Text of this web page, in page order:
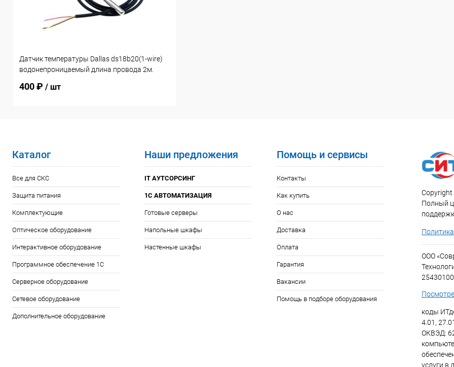
Датчик температуры Dallas ds18b20(1-wire)
водонепроницаемый длина провода 2м.
400 ₽ / шт
Каталог
Все для СКС
Защита питания
Комплектующие
Оптическое оборудование
Интерактивное оборудование
Программное обеспечение 1С
Серверное оборудование
Сетевое оборудование
Дополнительное оборудование
Наши предложения
IT АУТСОРСИНГ
1С АВТОМАТИЗАЦИЯ
Готовые серверы
Напольные шкафы
Настенные шкафы
Помощь и сервисы
Контакты
Как купить
О нас
Доставка
Оплата
Гарантия
Вакансии
Помощь в подборе оборудования
Copyright
Полный
ООО
коды
4.01,
ОКВЭД:
услуги в